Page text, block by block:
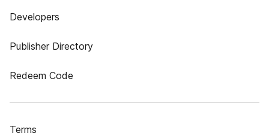
Developers
Publisher Directory
Redeem Code
Terms